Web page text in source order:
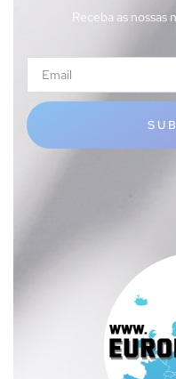
Receba as nossas